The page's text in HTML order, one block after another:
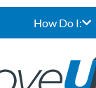
How Do I: